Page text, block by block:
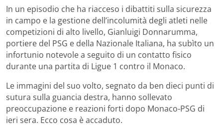
In un episodio che ha riacceso i dibattiti sulla sicurezza
in campo e la gestione dell’incolumità degli atleti nelle
competizioni di alto livello, Gianluigi Donnarumma,
portiere del PSG e della Nazionale Italiana, ha subìto un
infortunio notevole a seguito di un contatto fisico
durante una partita di Ligue 1 contro il Monaco.
Le immagini del suo volto, segnato da ben dieci punti di
sutura sulla guancia destra, hanno sollevato
preoccupazione e reazioni forti dopo Monaco-PSG di
ieri sera. Ecco cosa è accaduto.